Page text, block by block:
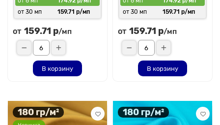
от 30 мп
159.71 р/мп
от 159.71 р/мп
В корзину
от 30 мп
159.71 р/мп
от 159.71 р/мп
В корзину
180 гр/м² 180 гр/м²